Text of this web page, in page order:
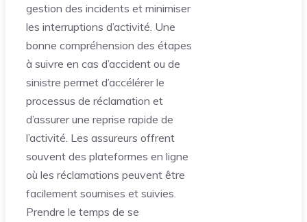
gestion des incidents et minimiser
les interruptions d’activité. Une
bonne compréhension des étapes
à suivre en cas d’accident ou de
sinistre permet d’accélérer le
processus de réclamation et
d’assurer une reprise rapide de
l’activité. Les assureurs offrent
souvent des plateformes en ligne
où les réclamations peuvent être
facilement soumises et suivies.
Prendre le temps de se